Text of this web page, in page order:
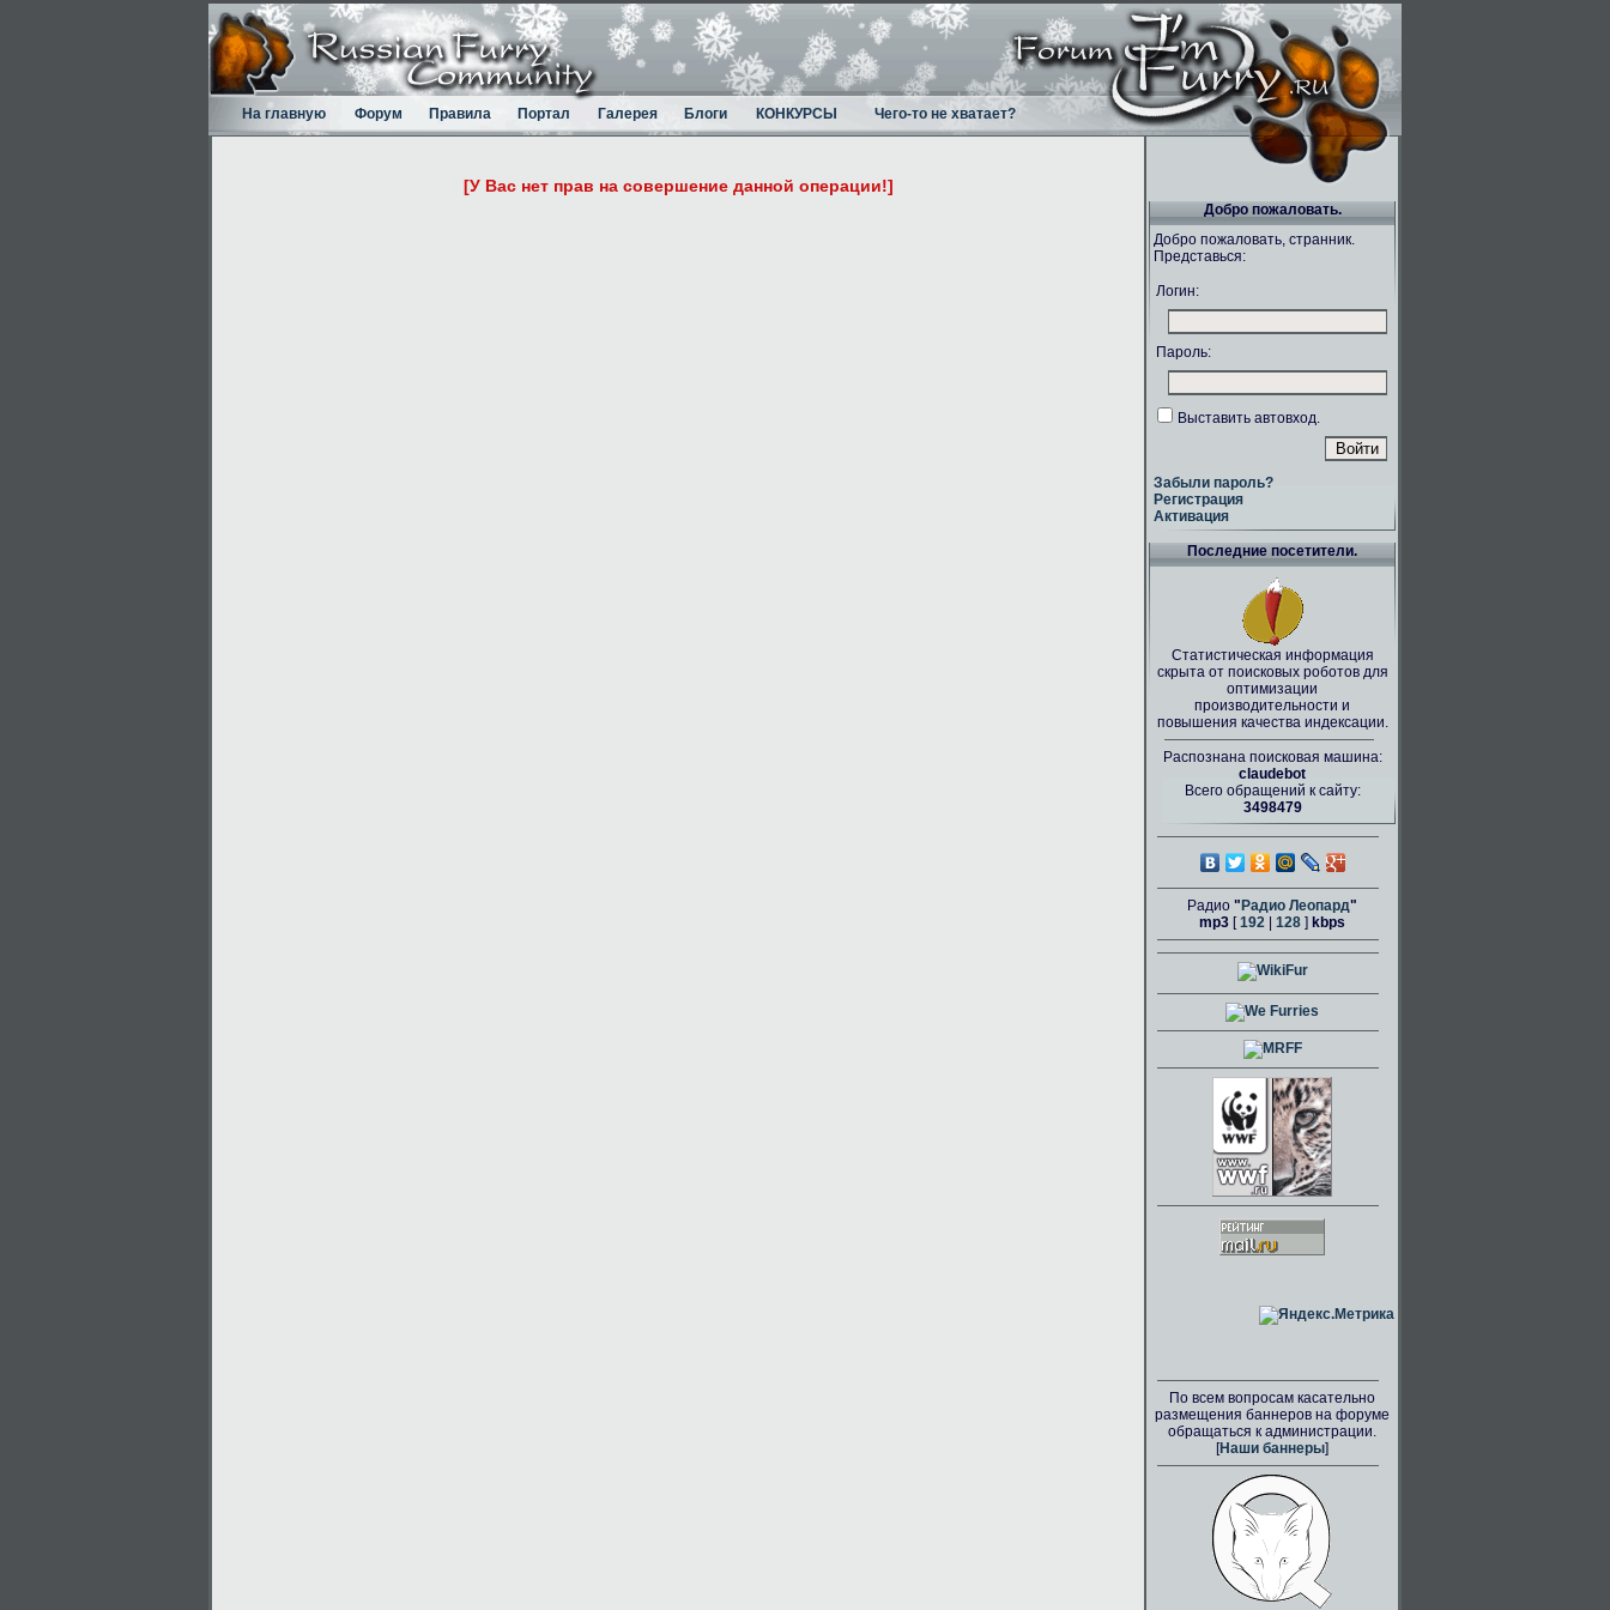
На главную Форум Правила Портал Галерея Блоги КОНКУРСЫ Чего-то не хватает?
[У Вас нет прав на совершение данной операции!]
Добро пожаловать.
Добро пожаловать, странник.
Представься:
Логин:
Пароль:
Выставить автовход.
Забыли пароль?
Регистрация
Активация
Последние посетители.
Статистическая информация
скрыта от поисковых роботов для
оптимизации
производительности и
повышения качества индексации.
Распознана поисковая машина:
claudebot
Всего обращений к сайту:
3498479
Радио " Радио Леопард"
mp3 [192 128 ] kbps
По всем вопросам касательно
размещения баннеров на форуме
обращаться к администрации.
[Наши баннеры]